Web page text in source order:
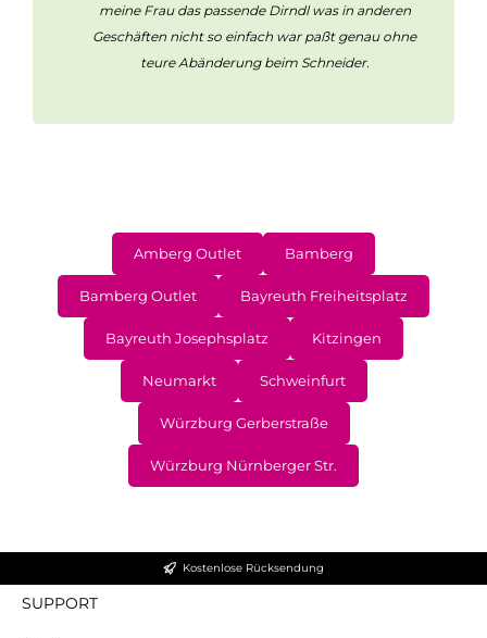
meine Frau das passende Dirndl was in anderen
Geschäften nicht so einfach war paßt genau ohne
teure Abänderung beim Schneider.
Amberg Outlet Bamberg
Bamberg Outlet Bayreuth Freiheitsplatz
Bayreuth Josephsplatz Kitzingen
Neumarkt Schweinfurt
Würzburg Gerberstraße
Würzburg Nürnberger Str.
Kostenlose Rücksendung
SUPPORT